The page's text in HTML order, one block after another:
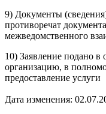
9) Документы
противоречат
межведомственного
10) Заявление подано в
организацию, в
предоставление услуги
Дата изменения: